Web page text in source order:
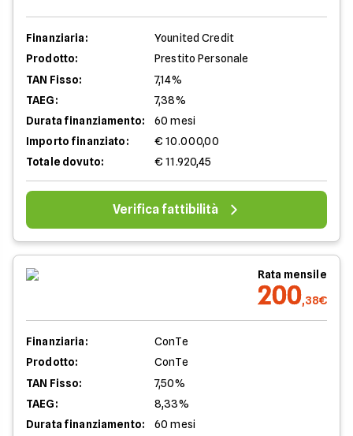
Finanziaria:
Younited Credit
Prodotto:
Prestito Personale
TAN Fisso:
7,14%
TAEG:
7,38%
Durata finanziamento:
60 mesi
Importo finanziato:
€ 10.000,00
Totale dovuto:
€ 11.920,45
Verifica fattibilità
Rata mensile
200,38€
Finanziaria:
ConTe
Prodotto:
ConTe
TAN Fisso:
7,50%
TAEG:
8,33%
Durata finanziamento:
60 mesi